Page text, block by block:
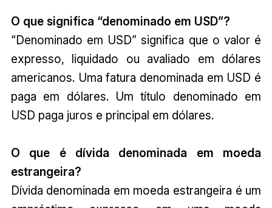
O que significa “denominado em USD”?
“Denominado em USD” significa que o valor é
expresso, liquidado ou avaliado em dólares
americanos. Uma fatura denominada em USD é
paga em dólares. Um título denominado em
USD paga juros e principal em dólares.
O que é dívida denominada em moeda
estrangeira?
Dívida denominada em moeda estrangeira é um